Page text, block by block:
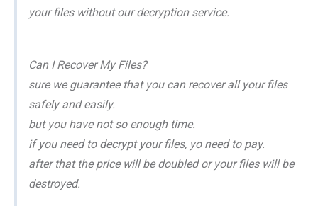
your files without our decryption service.
Can I Recover My Files?
sure we guarantee that you can recover all your files
safely and easily.
but you have not so enough time.
if you need to decrypt your files, yo need to pay.
after that the price will be doubled or your files will be
destroyed.